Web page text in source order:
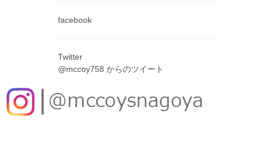
facebook
Twitter
@mccoy758 からのツイート